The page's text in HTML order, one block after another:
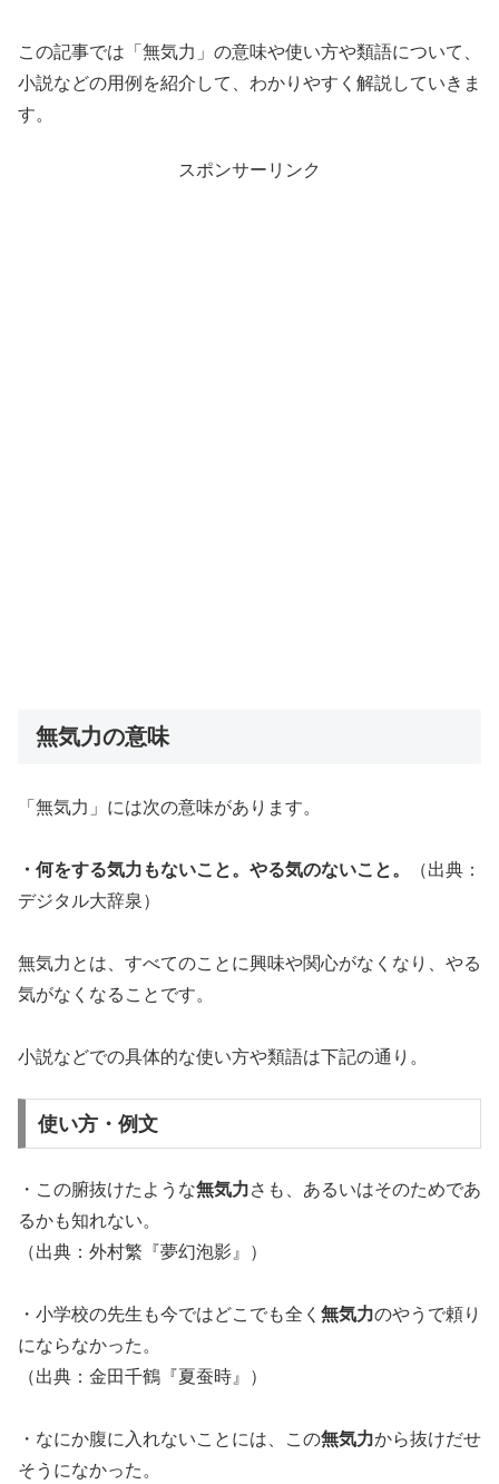
この記事では「無気力」の意味や使い方や類語について、
小説などの用例を紹介して、わかりやすく解説していきま
す。
スポンサーリンク
無気力の意味
「無気力」には次の意味があります。
・何をする気力もないこと。やる気のないこと。
（出典：
デジタル大辞泉）
無気力とは、すべてのことに興味や関心がなくなり、やる
気がなくなることです。
小説などでの具体的な使い方や類語は下記の通り。
使い方・例文
・この腑抜けたような無気力さも、あるいはそのためであ
るかも知れない。
（出典：外村繁『夢幻泡影』）
・小学校の先生も今ではどこでも全く 無気力のやうで頼り
にならなかった。
（出典：金田千鶴『夏蚕時』）
・なにか腹に入れないことには、この無気力から抜けだせ
そうになかった。